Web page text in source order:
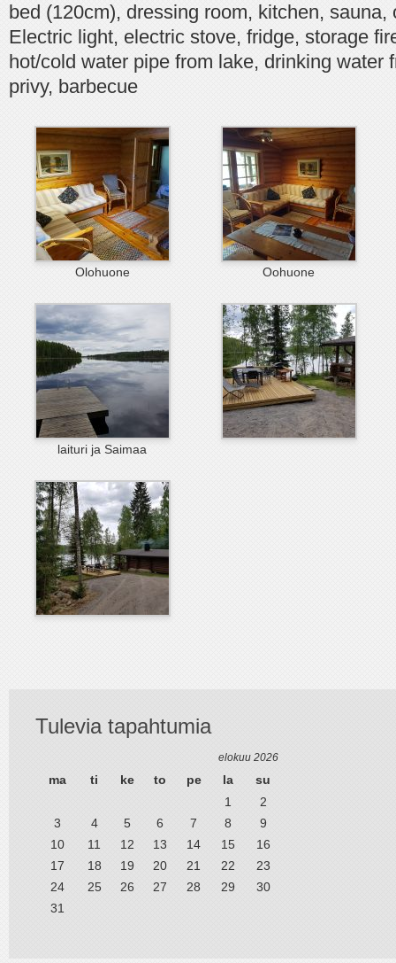
bed (120cm), dressing room, kitchen, sauna,
Electric light, electric stove, fridge, storage
hot/cold water pipe from lake, drinking water
privy, barbecue
Olohuone Oohuone
laituri ja Saimaa
Tulevia tapahtumia
elokuu 2026
ma ti ke to pe la
su
1
2
3
4 5 6 7 8
9
10
11 12 13 14 15
16
17
18 19 20 21 22
23
24
25 26 27 28 29
30
31